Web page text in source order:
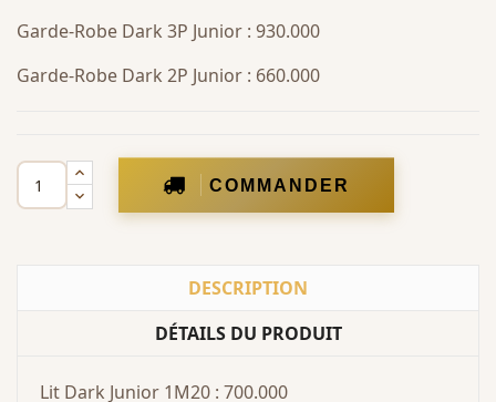
Garde-Robe Dark 3P Junior : 930.000
Garde-Robe Dark 2P Junior : 660.000
COMMANDER
DESCRIPTION
DÉTAILS DU PRODUIT
Lit Dark Junior 1M20 : 700.000